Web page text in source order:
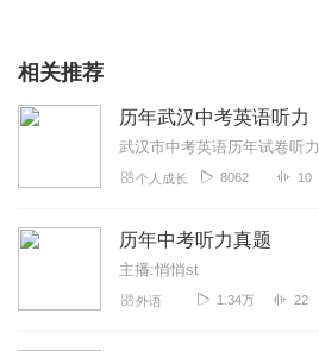
相关推荐
历年武汉中考英语听力
武汉市中考英语历年试卷听力
个人成长 8062 10
历年中考听力真题
主播:悄悄st
外语 1.34万 22